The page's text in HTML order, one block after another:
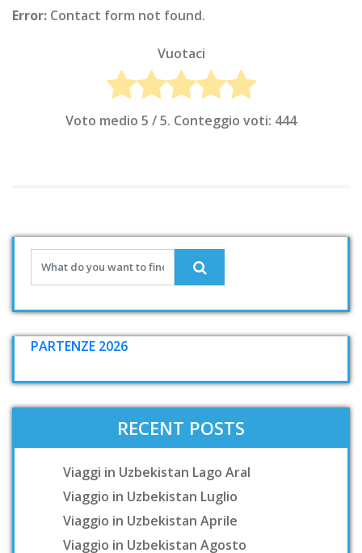
Error: Contact form not found.
Vuotaci
Voto medio 5 / 5. Conteggio voti: 444
PARTENZE 2026
RECENT POSTS
Viaggi in Uzbekistan Lago Aral
Viaggio in Uzbekistan Luglio
Viaggio in Uzbekistan Aprile
Viaggio in Uzbekistan Agosto